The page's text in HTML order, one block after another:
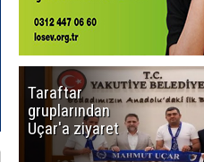
Taraftar
gruplarından
Uçar'a ziyaret